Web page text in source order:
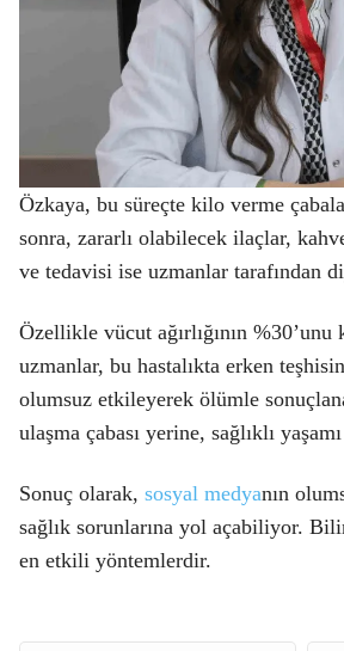
Özkaya, bu süreçte kilo verme
sonra, zararlı olabilecek ilaçlar,
ve tedavisi ise uzmanlar tarafından
Özellikle vücut ağırlığının
uzmanlar, bu hastalıkta erken
olumsuz etkileyerek ölümle
ulaşma çabası yerine, sağlıklı
Sonuç olarak, sosyal medyanın
sağlık sorunlarına yol açabiliyor.
en etkili yöntemlerdir.